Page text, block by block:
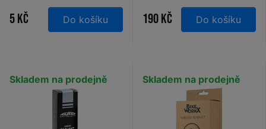
5 Kč Do košíku 190 Kč Do košíku
Skladem na prodejně Skladem na prodejně